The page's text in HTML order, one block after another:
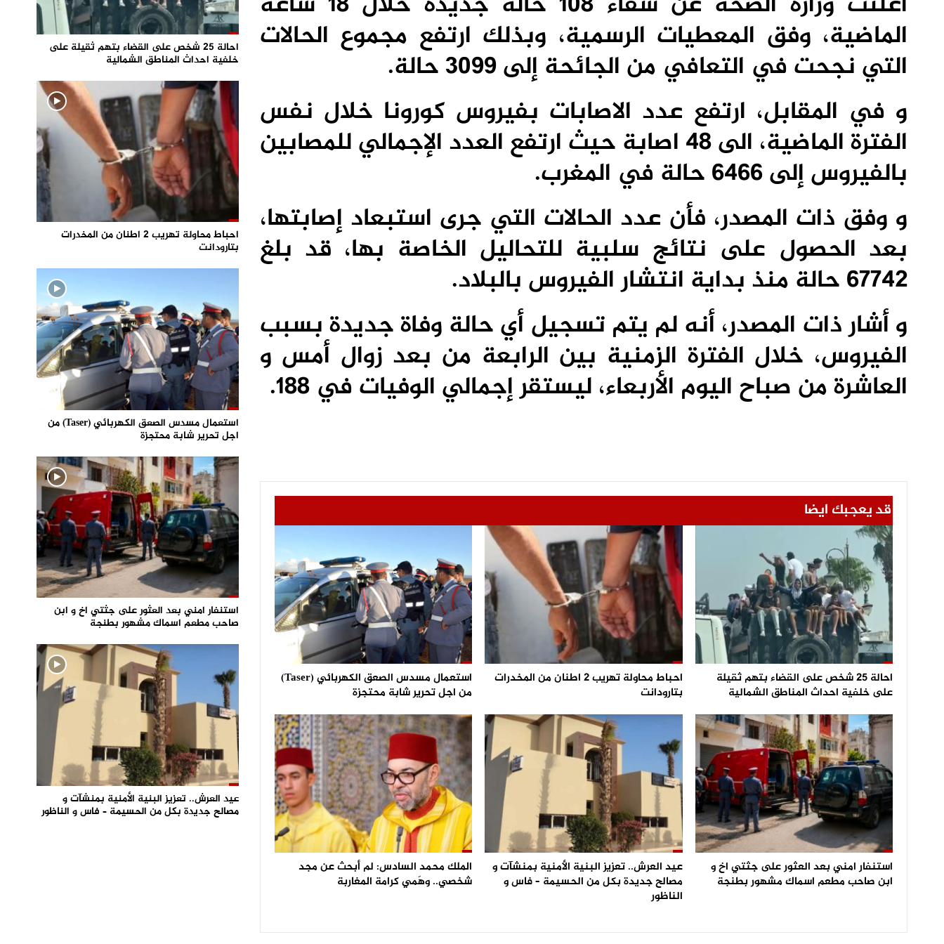
الماضية، وفق المعطيات الرسمية، وبذلك ارتفع مجموع الحالات
التي نجحت في التعافي من الجائحة إلى 3099 حالة.
و في المقابل، ارتفع عدد الاصابات بفيروس كورونا خلال نفس
الفترة الماضية، الى 48 اصابة حيث ارتفع العدد الإجمالي للمصابين
بالفيروس إلى 6466 حالة في المغرب.
و وفق ذات المصدر، فأن عدد الحالات التي جرى استبعاد إصابتها،
بعد الحصول على نتائج سلبية للتحاليل الخاصة بها، قد بلغ
67742 حالة منذ بداية انتشار الفيروس بالبلاد.
و أشار ذات المصدر، أنه لم يتم تسجيل أي حالة وفاة جديدة بسبب
الفيروس، خلال الفترة الزمنية بين الرابعة من بعد زوال أمس و
العاشرة من صباح اليوم الأربعاء، ليستقر إجمالي الوفيات في 188.
قد يعجبك ايضا
احالة 25 شخص على القضاء بتهم ثقيلة
على خلفية احداث المناطق الشمالية
احباط محاولة تهريب 2 اطنان من المخدرات
بتارودانت
استعمال مسدس الصعق الكهربائي (Taser)
من اجل تحرير شابة محتجزة
استنفار امني بعد العثور على جثتي اخ و
ابن صاحب مطعم اسماك مشهور بطنجة
عيد العرش.. تعزيز البنية الأمنية بمنشآت و
مصالح جديدة بكل من الحسيمة – فاس و
الناظور
الملك محمد السادس: لم أبحث عن مجد
شخصي.. وهَمي كرامة المغاربة
احالة 25 شخص على القضاء بتهم ثقيلة على
خلفية احداث المناطق الشمالية
احباط محاولة تهريب 2 اطنان من المخدرات
بتارودانت
استعمال مسدس الصعق الكهربائي (Taser) من
اجل تحرير شابة محتجزة
استنفار امني بعد العثور على جثتي اخ و ابن
صاحب مطعم اسماك مشهور بطنجة
عيد العرش.. تعزيز البنية الأمنية بمنشآت و
مصالح جديدة بكل من الحسيمة – فاس و الناظور